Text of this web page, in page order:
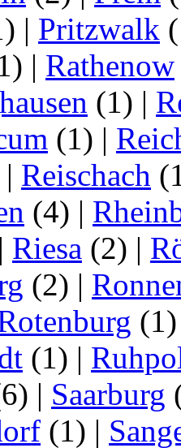
| Pritzwalk
| Rathenow
(1) |
(1) |
| Reischach
(4) |
| Riesa (2) |
(2) |
(1) |
| Saarburg
(1) |